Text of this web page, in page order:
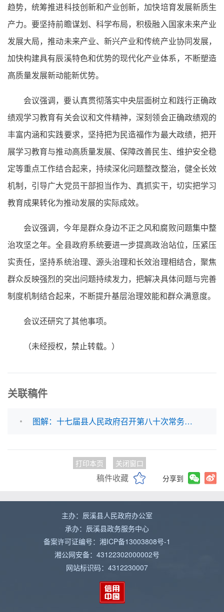
趋势，统筹推进科技创新和产业创新，加快培育发展新质生
产力。要坚持前瞻谋划、科学布局，积极融入国家未来产业
发展大局，推动未来产业、新兴产业和传统产业协同发展，
加快构建具有辰溪特色和优势的现代化产业体系，不断塑造
高质量发展新动能新优势。
会议强调，要认真贯彻落实中央层面树立和践行正确政
绩观学习教育有关会议和文件精神，深刻领会正确政绩观的
丰富内涵和实践要求，坚持把为民造福作为最大政绩，把开
展学习教育与推动高质量发展、保障改善民生、维护安全稳
定等重点工作结合起来，持续深化问题整改整治，健全长效
机制，引导广大党员干部担当作为、真抓实干，切实把学习
教育成果转化为推动发展的实际成效。
会议强调，今年是群众身边不正之风和腐败问题集中整
治攻坚之年。全县政府系统要进一步提高政治站位，压紧压
实责任，坚持系统治理、源头治理和长效治理相结合，聚焦
群众反映强烈的突出问题持续发力，把解决具体问题与完善
制度机制结合起来，不断提升基层治理效能和群众满意度。
会议还研究了其他事项。
（未经授权，禁止转载。）
关联稿件
图解：十七届县人民政府召开第八十次常务会议
打印本页 关闭窗口
稿件收藏 分享到
主办：辰溪县人民政府办公室
承办：辰溪县政务服务中心
备案许可证编号：湘ICP备13003808号-1
湘公网安备：43122302000002号
网站标识码：4312230007